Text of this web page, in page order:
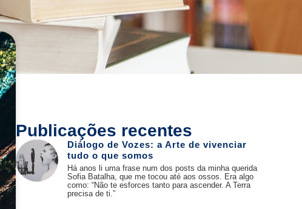
Publicações recentes
Diálogo de Vozes: a Arte de vivenciar
tudo o que somos
Há anos li uma frase num dos posts da minha querida
Sofia Batalha, que me tocou até aos ossos. Era algo
como: “Não te esforces tanto para ascender. A Terra
precisa de ti.”